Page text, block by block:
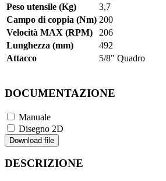
Peso utensile (Kg)
3,7
Campo di coppia (Nm) 200
Velocità MAX (RPM)
206
Lunghezza (mm)
492
Attacco
5/8" Quadro
DOCUMENTAZIONE
Manuale
Disegno 2D
Download file
DESCRIZIONE